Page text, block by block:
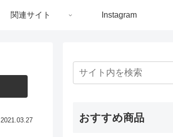
関連サイト Instagram
2021.03.27 おすすめ商品